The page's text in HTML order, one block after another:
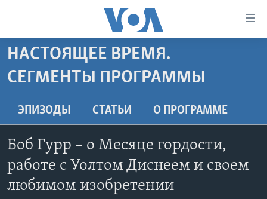
Перейти
на
основной
Перейти
к
основной
навигации
Перейти
ПРОГРАММЫ
АМЕРИКА
ИТОГИ
ПОЧЕМУ ЭТО ВАЖНО?
ДИСКУССИЯ VOA
ПРОЕКТЫ
НАША АМЕРИКАНСКАЯ ИСТОРИЯ
А КАК В АМЕРИКЕ?
АРТЕФАКТЫ
ЭКСПЕРТИЗА
ИНТЕРВЬЮ
ФАКТЫ ПРОТИВ ФЕЙКОВ
ЗА СВОБОДУ ПРЕССЫ
НАСТОЯЩЕЕ ВРЕМЯ.
СЕГМЕНТЫ ПРОГРАММЫ
ЭПИЗОДЫ СТАТЬИ O ПРОГРАММЕ
Боб Гурр – о Месяце гордости,
работе с Уолтом Диснеем и своем
любимом изобретении